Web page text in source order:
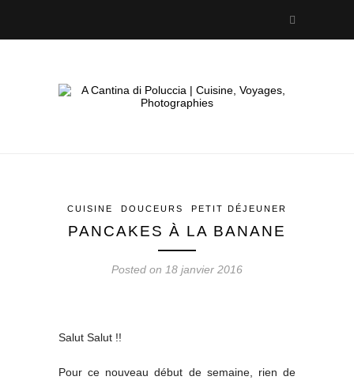
CUISINE DOUCEURS PETIT DÉJEUNER
PANCAKES À LA BANANE
Posted on 18 janvier 2016
Salut Salut !!
Pour ce nouveau début de semaine, rien de